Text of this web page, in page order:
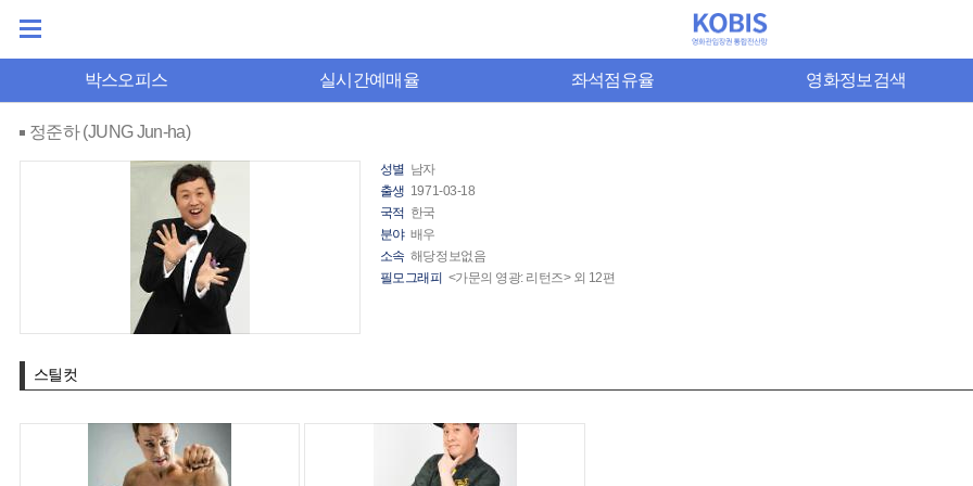
박스오피스 실시간예매율 좌석점유율 영화정보검색
정준하 (JUNG Jun-ha)
성별 남자
출생 1971-03-18
국적 한국
분야 배우
소속 해당정보없음
필모그래피 <가문의 영광: 리턴즈> 외 12편
스틸컷